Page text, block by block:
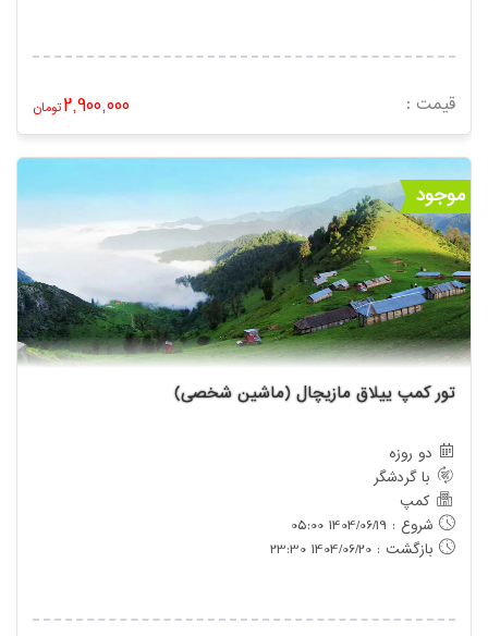
قیمت : 2,900,000تومان
موجود
تور کمپ ییلاق مازیچال (ماشین شخصی)
دو روزه
با گردشگر
کمپ
شروع : 1404/06/19 05:00
بازگشت : 1404/06/20 23:30